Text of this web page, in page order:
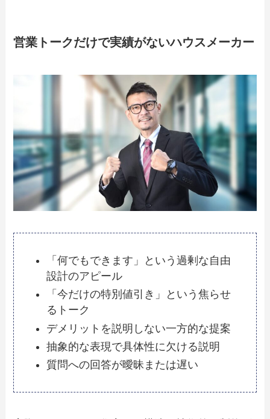
営業トークだけで実績がないハウスメーカー
「何でもできます」という過剰な自由
設計のアピール
「今だけの特別値引き」という焦らせ
るトーク
デメリットを説明しない一方的な提案
抽象的な表現で具体性に欠ける説明
質問への回答が曖昧または遅い